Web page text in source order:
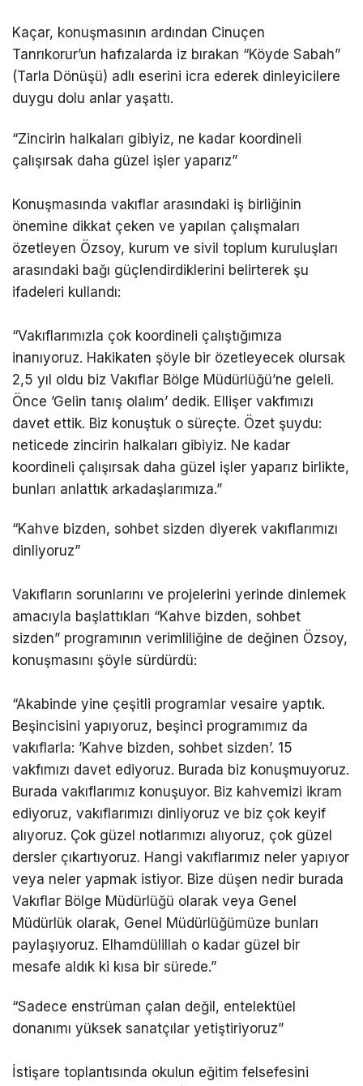
Kaçar, konuşmasının ardından Cinuçen
Tanrıkorur’un hafızalarda iz bırakan “Köyde Sabah”
(Tarla Dönüşü) adlı eserini icra ederek dinleyicilere
duygu dolu anlar yaşattı.
“Zincirin halkaları gibiyiz, ne kadar koordineli
çalışırsak daha güzel işler yaparız”
Konuşmasında vakıflar arasındaki iş birliğinin
önemine dikkat çeken ve yapılan çalışmaları
özetleyen Özsoy, kurum ve sivil toplum kuruluşları
arasındaki bağı güçlendirdiklerini belirterek şu
ifadeleri kullandı:
“Vakıflarımızla çok koordineli çalıştığımıza
inanıyoruz. Hakikaten şöyle bir özetleyecek olursak
2,5 yıl oldu biz Vakıflar Bölge Müdürlüğü’ne geleli.
Önce ’Gelin tanış olalım’ dedik. Ellişer vakfımızı
davet ettik. Biz konuştuk o süreçte. Özet şuydu:
neticede zincirin halkaları gibiyiz. Ne kadar
koordineli çalışırsak daha güzel işler yaparız birlikte,
bunları anlattık arkadaşlarımıza.”
“Kahve bizden, sohbet sizden diyerek vakıflarımızı
dinliyoruz”
Vakıfların sorunlarını ve projelerini yerinde dinlemek
amacıyla başlattıkları “Kahve bizden, sohbet
sizden” programının verimliliğine de değinen Özsoy,
konuşmasını şöyle sürdürdü:
“Akabinde yine çeşitli programlar vesaire yaptık.
Beşincisini yapıyoruz, beşinci programımız da
vakıflarla: ’Kahve bizden, sohbet sizden’. 15
vakfımızı davet ediyoruz. Burada biz konuşmuyoruz.
Burada vakıflarımız konuşuyor. Biz kahvemizi ikram
ediyoruz, vakıflarımızı dinliyoruz ve biz çok keyif
alıyoruz. Çok güzel notlarımızı alıyoruz, çok güzel
dersler çıkartıyoruz. Hangi vakıflarımız neler yapıyor
veya neler yapmak istiyor. Bize düşen nedir burada
Vakıflar Bölge Müdürlüğü olarak veya Genel
Müdürlük olarak, Genel Müdürlüğümüze bunları
paylaşıyoruz. Elhamdülillah o kadar güzel bir
mesafe aldık ki kısa bir sürede.”
“Sadece enstrüman çalan değil, entelektüel
donanımı yüksek sanatçılar yetiştiriyoruz”
İstişare toplantısında okulun eğitim felsefesini